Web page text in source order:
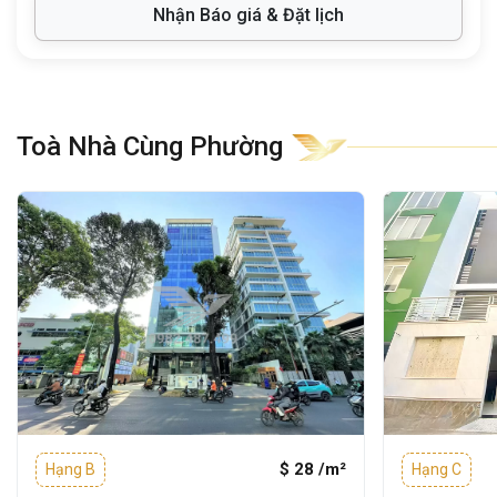
Từ tòa nhà, doanh nghiệp dễ dàng di
tranh: chỉ3 phút đi xe
xe
CáchBệnh viện Da Liễu TP.HCM: chỉ 3
phút đi xe
CáchDinh Độc Lập:chỉ 4 phút đi xe
Cách Nhà thờ Đức Bà Sài Gòn 6 phút
Đặc biệt, tòa nhà nằm ngay khu
vựcPhường Xuân Hòa
, một trong những
khu trung tâm lâu đời và năng động nhất
Nhận Báo giá & Đặt lịch
Toà Nhà Cùng Phường
Hạng B $ 28 /m² Hạng C